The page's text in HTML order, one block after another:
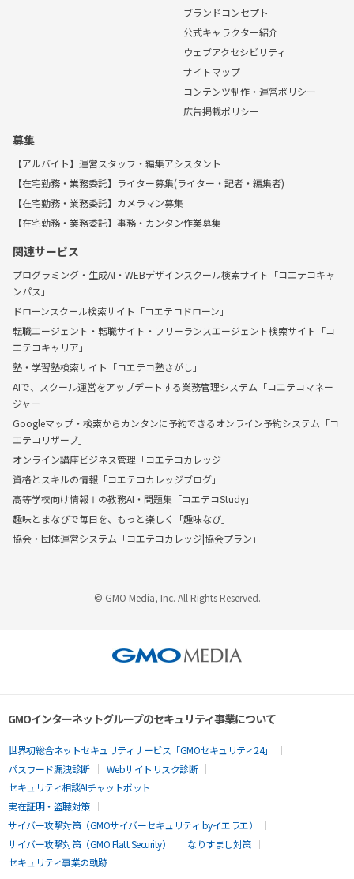
ブランドコンセプト
公式キャラクター紹介
ウェブアクセシビリティ
サイトマップ
コンテンツ制作・運営ポリシー
広告掲載ポリシー
募集
【アルバイト】運営スタッフ・編集アシスタント
【在宅勤務・業務委託】ライター募集(ライター・記者・編集者)
【在宅勤務・業務委託】カメラマン募集
【在宅勤務・業務委託】事務・カンタン作業募集
関連サービス
プログラミング・生成AI・WEBデザインスクール検索サイト「コエテコキャ
ンパス」
ドローンスクール検索サイト「コエテコドローン」
転職エージェント・転職サイト・フリーランスエージェント検索サイト「コ
エテコキャリア」
塾・学習塾検索サイト「コエテコ塾さがし」
AIで、スクール運営をアップデートする業務管理システム「コエテコマネー
ジャー」
Googleマップ・検索からカンタンに予約できるオンライン予約システム「コ
エテコリザーブ」
オンライン講座ビジネス管理「コエテコカレッジ」
資格とスキルの情報「コエテコカレッジブログ」
高等学校向け情報Ⅰの教務AI・問題集「コエテコStudy」
趣味とまなびで毎日を、もっと楽しく「趣味なび」
協会・団体運営システム「コエテコカレッジ|協会プラン」
© GMO Media, Inc. All Rights Reserved.
GMOインターネットグループのセキュリティ事業について
世界初総合ネットセキュリティサービス「GMOセキュリティ24」
パスワード漏洩診断
Webサイトリスク診断
セキュリティ相談AIチャットボット
実在証明・盗聴対策
サイバー攻撃対策（GMOサイバーセキュリティ byイエラエ）
サイバー攻撃対策（GMO Flatt Security）
なりすまし対策
セキュリティ事業の軌跡